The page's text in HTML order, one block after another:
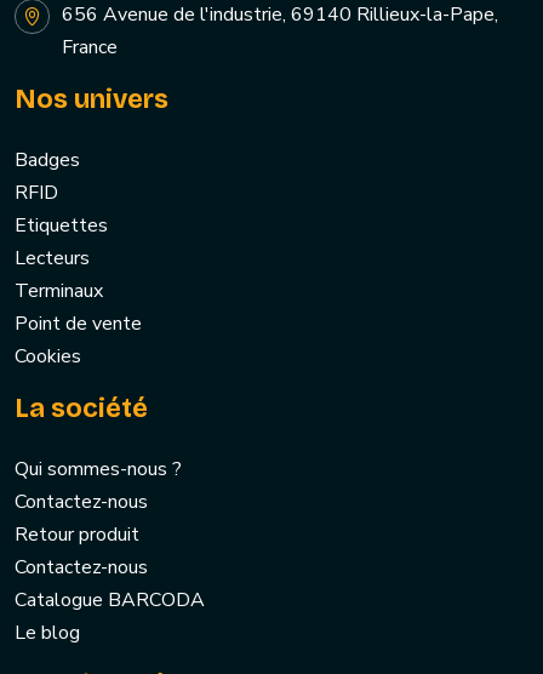
656 Avenue de l'industrie, 69140 Rillieux-la-Pape,
France
Nos univers
Badges
RFID
Etiquettes
Lecteurs
Terminaux
Point de vente
Cookies
La société
Qui sommes-nous ?
Contactez-nous
Retour produit
Contactez-nous
Catalogue BARCODA
Le blog